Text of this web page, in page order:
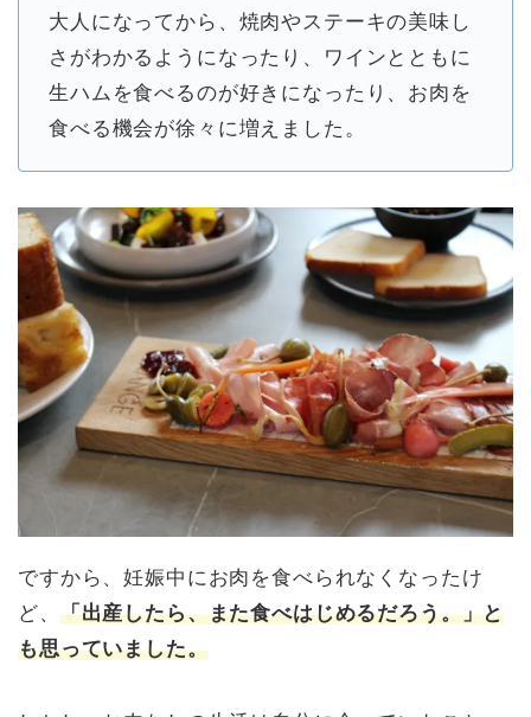
大人になってから、焼肉やステーキの美味し
さがわかるようになったり、ワインとともに
生ハムを食べるのが好きになったり、お肉を
食べる機会が徐々に増えました。
ですから、妊娠中にお肉を食べられなくなったけ
ど、 「出産したら、また食べはじめるだろう。」と
も思っていました。